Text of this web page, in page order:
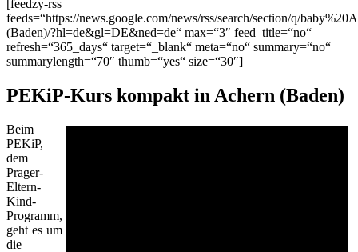
[feedzy-rss
feeds=“https://news.google.com/news/rss/search/section/q/
(Baden)/?hl=de&gl=DE&ned=de“ max=“3″ feed_title=“no“
refresh=“365_days“ target=“_blank“ meta=“no“ summary=“no“
summarylength=“70″ thumb=“yes“ size=“30″]
PEKiP-Kurs kompakt in Achern (Baden)
Beim
PEKiP,
dem
Prager-
Eltern-
Kind-
Programm,
geht es um
die